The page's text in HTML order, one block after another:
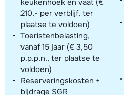
210,- per verblijf, ter
plaatse te voldoen)
Toeristenbelasting,
vanaf 15 jaar (€ 3,50
p.p.p.n., ter plaatse te
voldoen)
Reserveringskosten +
bijdrage SGR